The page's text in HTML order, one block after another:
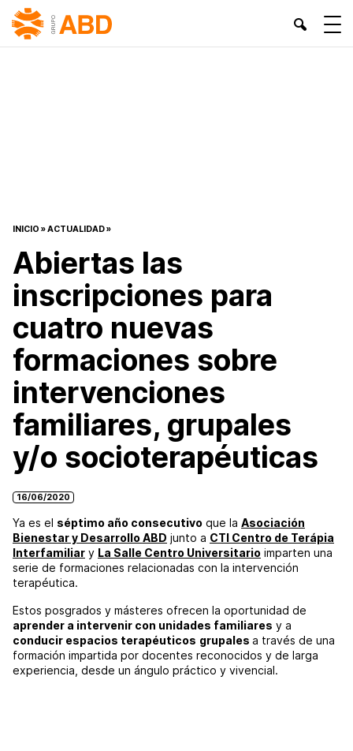
INICIO »ACTUALIDAD»
Abiertas las
inscripciones para
cuatro nuevas
formaciones sobre
intervenciones
familiares, grupales
y/o socioterapéuticas
16/06/2020
Ya es el séptimo año consecutivo que la Asociación
Bienestar y Desarrollo ABD junto a CTI Centro de Terápia
Interfamiliar y La Salle Centro Universitario imparten una
serie de formaciones relacionadas con la intervención
terapéutica.
Estos posgrados y másteres ofrecen la oportunidad de
aprender a intervenir con unidades familiares y a
conducir espacios terapéuticos grupales a través de una
formación impartida por docentes reconocidos y de larga
experiencia, desde un ángulo práctico y vivencial.